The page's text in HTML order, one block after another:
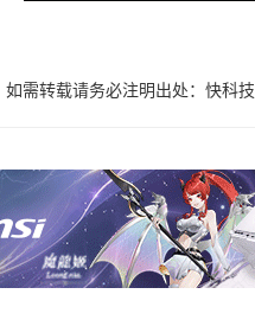
如需转载请务必注明出处：快科技